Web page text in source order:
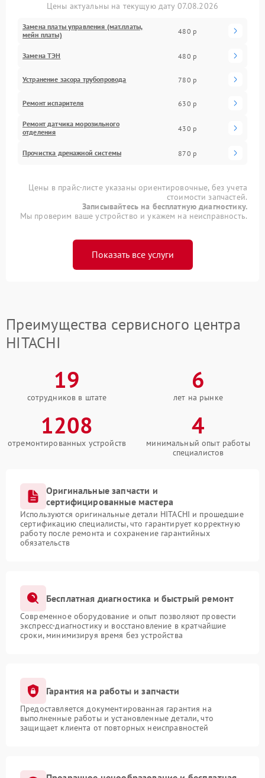
Цены актуальны на текущую дату 07.08.2026
Замена платы управления (мат.платы,
мейн платы)
480 р
Замена ТЭН 480 р
Устранение засора трубопровода 780 р
Ремонт испарителя 630 р
Ремонт датчика морозильного
отделения
430 р
Прочистка дренажной системы 870 р
Цены в прайс-листе указаны ориентировочные, без учета
стоимости запчастей.
Записывайтесь на бесплатную диагностику.
Мы проверим ваше устройство и укажем на неисправность.
Показать все услуги
Преимущества сервисного центра
HITACHI
19
сотрудников в штате
6
лет на рынке
1208
отремонтированных устройств
4
минимальный опыт работы
специалистов
Оригинальные запчасти и
сертифицированные мастера
Используются оригинальные детали HITACHI и прошедшие
сертификацию специалисты, что гарантирует корректную
работу после ремонта и сохранение гарантийных
обязательств
Бесплатная диагностика и быстрый ремонт
Современное оборудование и опыт позволяют провести
экспресс-диагностику и восстановление в кратчайшие
сроки, минимизируя время без устройства
Гарантия на работы и запчасти
Предоставляется документированная гарантия на
выполненные работы и установленные детали, что
защищает клиента от повторных неисправностей